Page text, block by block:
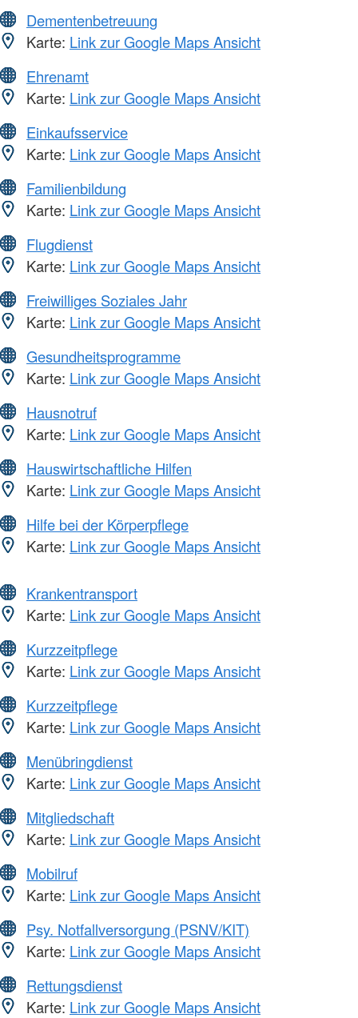
Dementenbetreuung
Karte: Link zur Google Maps Ansicht
Ehrenamt
Karte: Link zur Google Maps Ansicht
Einkaufsservice
Karte: Link zur Google Maps Ansicht
Familienbildung
Karte: Link zur Google Maps Ansicht
Flugdienst
Karte: Link zur Google Maps Ansicht
Freiwilliges Soziales Jahr
Karte: Link zur Google Maps Ansicht
Gesundheitsprogramme
Karte: Link zur Google Maps Ansicht
Hausnotruf
Karte: Link zur Google Maps Ansicht
Hauswirtschaftliche Hilfen
Karte: Link zur Google Maps Ansicht
Hilfe bei der Körperpflege
Karte: Link zur Google Maps Ansicht
Krankentransport
Karte: Link zur Google Maps Ansicht
Kurzzeitpflege
Karte: Link zur Google Maps Ansicht
Kurzzeitpflege
Karte: Link zur Google Maps Ansicht
Menübringdienst
Karte: Link zur Google Maps Ansicht
Mitgliedschaft
Karte: Link zur Google Maps Ansicht
Mobilruf
Karte: Link zur Google Maps Ansicht
Psy. Notfallversorgung (PSNV/KIT)
Karte: Link zur Google Maps Ansicht
Rettungsdienst
Karte: Link zur Google Maps Ansicht